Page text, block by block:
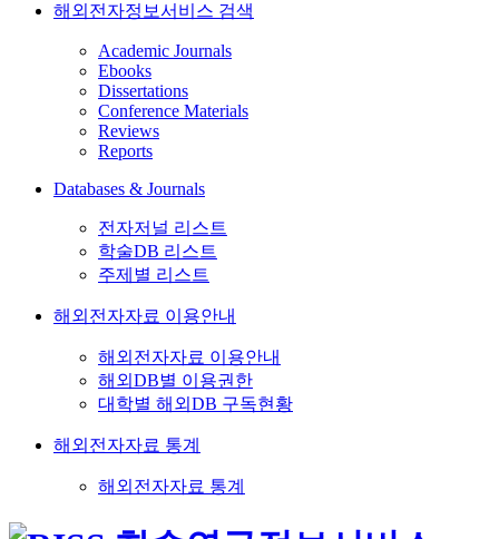
해외전자정보서비스 검색
Academic Journals
Ebooks
Dissertations
Conference Materials
Reviews
Reports
Databases & Journals
전자저널 리스트
학술DB 리스트
주제별 리스트
해외전자자료 이용안내
해외전자자료 이용안내
해외DB별 이용권한
대학별 해외DB 구독현황
해외전자자료 통계
해외전자자료 통계